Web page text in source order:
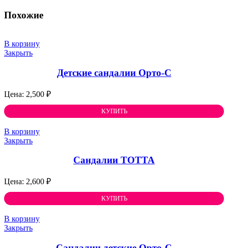
Похожие
В корзину
Закрыть
Детские сандалии Орто-С
2,500 ₽
КУПИТЬ
В корзину
Закрыть
Сандалии ТОТТА
2,600 ₽
КУПИТЬ
В корзину
Закрыть